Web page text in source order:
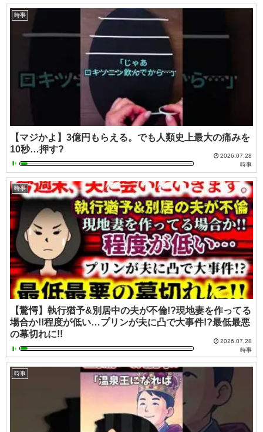
時事
【マジかよ】3億円もらえる。でも人類史上最大の痛みを
10秒…押す?
2026.07.28
時事
時事
【驚愕】執行猶予&別居中の夫が不倫!?現地妻を作ってる
場合か!!程度が低い…プリンが夫に凸で大事件!?最低最悪
の幕切れに!!
2026.07.28
時事
時事